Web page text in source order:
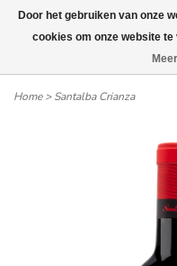
Wij leveren tot aan
Home>Santalba Crianza
Door het gebruiken van onze
cookies om onze website